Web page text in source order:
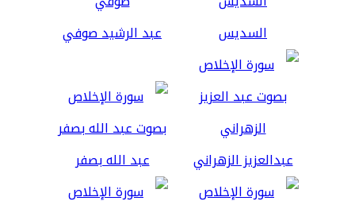
السديس عبد الرشيد صوفي
عبدالعزيز الزهراني عبد الله بصفر